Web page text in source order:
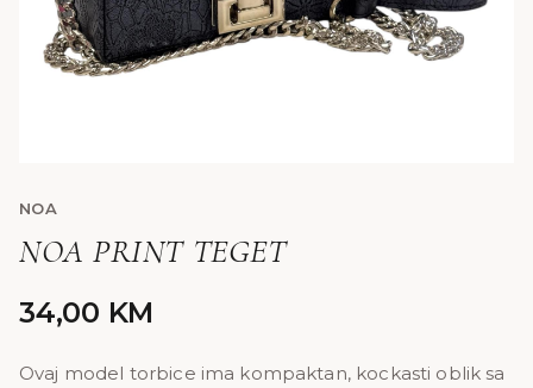
NOA
NOA PRINT TEGET
34,00 KM
Ovaj model torbice ima kompaktan, kockasti oblik sa